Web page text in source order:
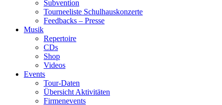
Subvention
Tourneeliste Schulhauskonzerte
Feedbacks – Presse
Musik
Repertoire
CDs
Shop
Videos
Events
Tour-Daten
Übersicht Aktivitäten
Firmenevents